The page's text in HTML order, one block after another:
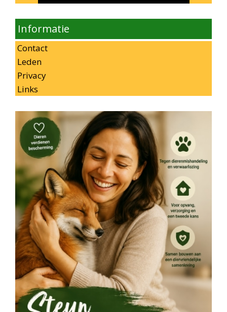
Informatie
Contact
Leden
Privacy
Links